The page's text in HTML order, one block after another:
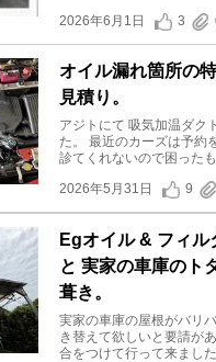
2026年6月1日
3
オイル漏れ箇所の
見積り。
アジトにて 吸気加温ダク
た。 最近のカーズは予約
診てくれないので困った
2026年5月31日
9
Egオイル & フィル
と 実家の車庫のト
葺き。
実家の車庫の屋根がバリ
き替えて欲しいと要請が
合をつけて行って来ました